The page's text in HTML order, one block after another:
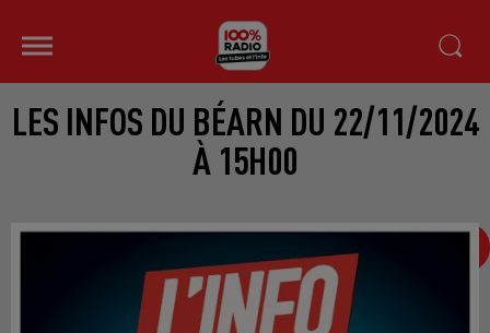
LES INFOS DU BÉARN DU 22/11/2024
À 15H00